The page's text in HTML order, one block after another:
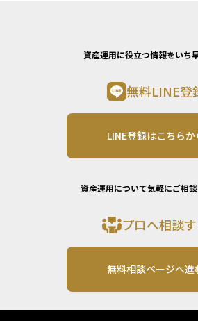
資産運用に役立つ情報をいち
無料LINE登
LINE登録はこちらか
資産運用について気軽にご相
プロへ相談
無料相談ページへ進